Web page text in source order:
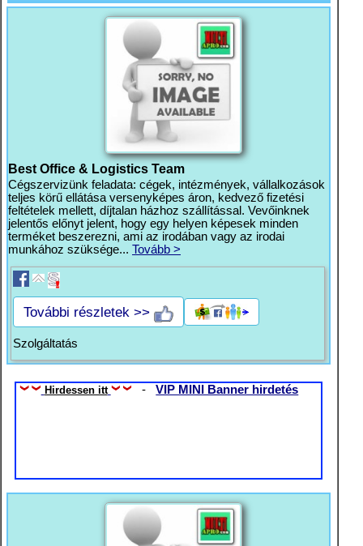
Best Office & Logistics Team
Cégszervizünk feladata: cégek, intézmények, vállalkozások
teljes körű ellátása versenyképes áron, kedvező fizetési
feltételek mellett, díjtalan házhoz szállítással. Vevőinknek
jelentős előnyt jelent, hogy egy helyen képesek minden
terméket beszerezni, ami az irodában vagy az irodai
munkához szüksége... Tovább >
További részletek >>
Szolgáltatás
Hirdessen itt -VIP MINI Banner hirdetés